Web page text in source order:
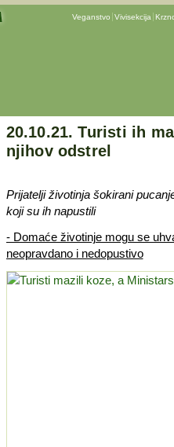
Veganstvo Vivisekcija
20.10.21. Turisti ih
njihov odstrel
Prijatelji životinja šokirani
koji su ih napustili
- Domaće životinje mogu se
neopravdano i nedopustivo